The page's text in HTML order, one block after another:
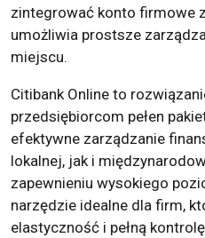
zintegrować konto firmowe
umożliwia prostsze
miejscu.
Citibank Online to
przedsiębiorcom pełen
efektywne zarządzanie
lokalnej, jak i
zapewnieniu wysokiego
narzędzie idealne dla firm,
elastyczność i pełną